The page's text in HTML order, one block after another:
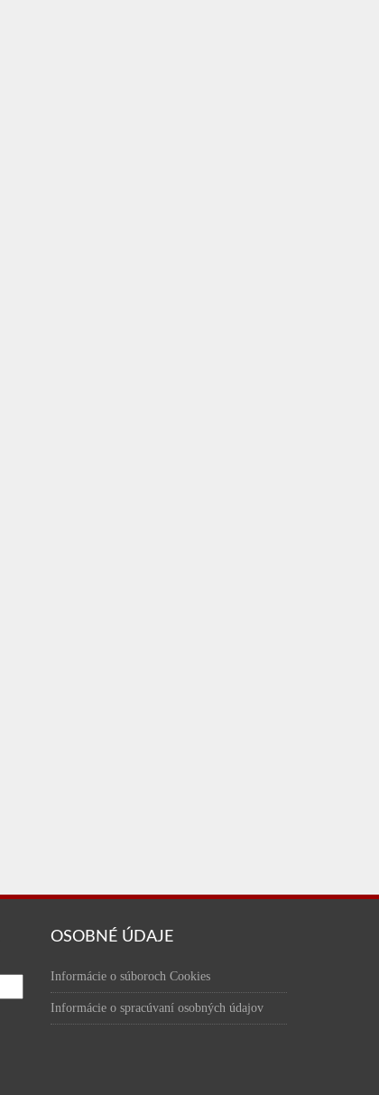
OSOBNÉ ÚDAJE
Informácie o súboroch Cookies
Informácie o spracúvaní osobných údajov